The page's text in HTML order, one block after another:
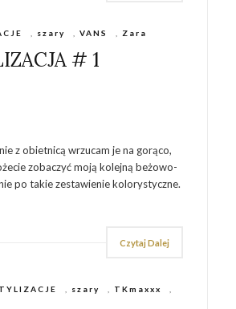
szary ,VANS Zara
# 1
z obietnicą wrzucam je na gorąco,
zobaczyć moją kolejną beżowo-
po takie zestawienie kolorystyczne.
Czytaj Dalej
szary TKmaxxx